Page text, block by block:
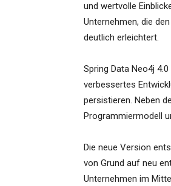
und wertvolle
Unternehmen, die
deutlich erleichtert.
Spring Data Neo4j
verbessertes
persistieren. Neben
Programmiermodell
Die neue Version
von Grund auf neu
Unternehmen im